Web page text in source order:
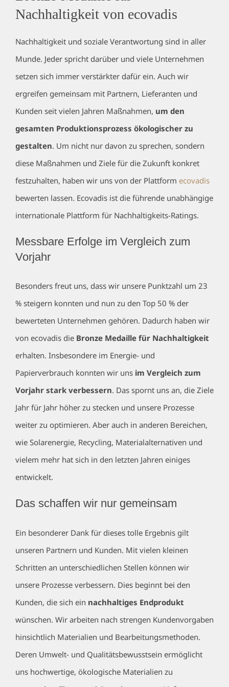
Nachhaltigkeit von ecovadis
Nachhaltigkeit und soziale Verantwortung sind in aller
Munde. Jeder spricht darüber und viele Unternehmen
setzen sich immer verstärkter dafür ein. Auch wir
ergreifen gemeinsam mit Partnern, Lieferanten und
Kunden seit vielen Jahren Maßnahmen, um den
gesamten Produktionsprozess ökologischer zu
gestalten. Um nicht nur davon zu sprechen, sondern
diese Maßnahmen und Ziele für die Zukunft konkret
festzuhalten, haben wir uns von der Plattform ecovadis
bewerten lassen. Ecovadis ist die führende unabhängige
internationale Plattform für Nachhaltigkeits-Ratings.
Messbare Erfolge im Vergleich zum
Vorjahr
Besonders freut uns, dass wir unsere Punktzahl um 23
% steigern konnten und nun zu den Top 50 % der
bewerteten Unternehmen gehören. Dadurch haben wir
von ecovadis die Bronze Medaille für Nachhaltigkeit
erhalten. Insbesondere im Energie- und
Papierverbrauch konnten wir uns im Vergleich zum
Vorjahr stark verbessern. Das spornt uns an, die Ziele
Jahr für Jahr höher zu stecken und unsere Prozesse
weiter zu optimieren. Aber auch in anderen Bereichen,
wie Solarenergie, Recycling, Materialalternativen und
vielem mehr hat sich in den letzten Jahren einiges
entwickelt.
Das schaffen wir nur gemeinsam
Ein besonderer Dank für dieses tolle Ergebnis gilt
unseren Partnern und Kunden. Mit vielen kleinen
Schritten an unterschiedlichen Stellen können wir
unsere Prozesse verbessern. Dies beginnt bei den
Kunden, die sich ein nachhaltiges Endprodukt
wünschen. Wir arbeiten nach strengen Kundenvorgaben
hinsichtlich Materialien und Bearbeitungsmethoden.
Deren Umwelt- und Qualitätsbewusstsein ermöglicht
uns hochwertige, ökologische Materialien zu